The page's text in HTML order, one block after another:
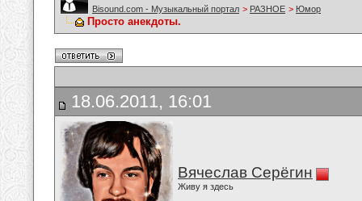
Bisound.com - Музыкальный портал > РАЗНОЕ > Юмор
Просто анекдоты.
18.06.2011, 16:01
Вячеслав Серёгин
Живу я здесь